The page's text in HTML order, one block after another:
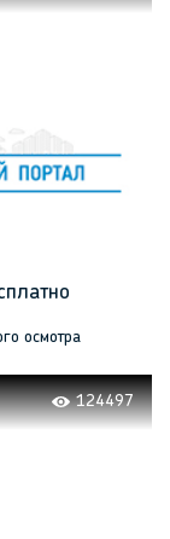
осмотра
124497